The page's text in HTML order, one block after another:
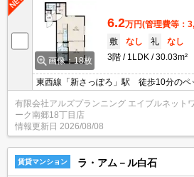
画像：18枚
6.2万円(管理費等：
敷
なし 礼
なし
3階
1LDK 30.03m²
東西線「新さっぽろ」駅 徒歩10分のペ
有限会社アルズプランニング エイブルネットワ
ーク南郷18丁目店
情報更新日 2026/08/08
賃貸マンション ラ・アム－ル白石